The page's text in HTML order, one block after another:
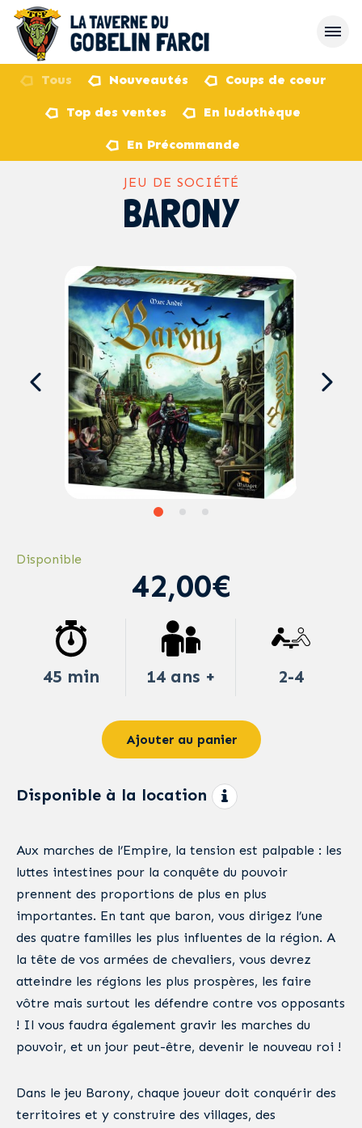
Tous Nouveautés Coups de coeur
Top des ventes En ludothèque
En Précommande
JEU DE SOCIÉTÉ
BARONY
Disponible
42,00€
45 min 14 ans + 2-4
Ajouter au panier
Disponible à la location
Aux marches de l’Empire, la tension est palpable : les
luttes intestines pour la conquête du pouvoir
prennent des proportions de plus en plus
importantes. En tant que baron, vous dirigez l’une
des quatre familles les plus influentes de la région. A
la tête de vos armées de chevaliers, vous devrez
atteindre les régions les plus prospères, les faire
vôtre mais surtout les défendre contre vos opposants
! Il vous faudra également gravir les marches du
pouvoir, et un jour peut-être, devenir le nouveau roi !
Dans le jeu Barony, chaque joueur doit conquérir des
territoires et y construire des villages, des